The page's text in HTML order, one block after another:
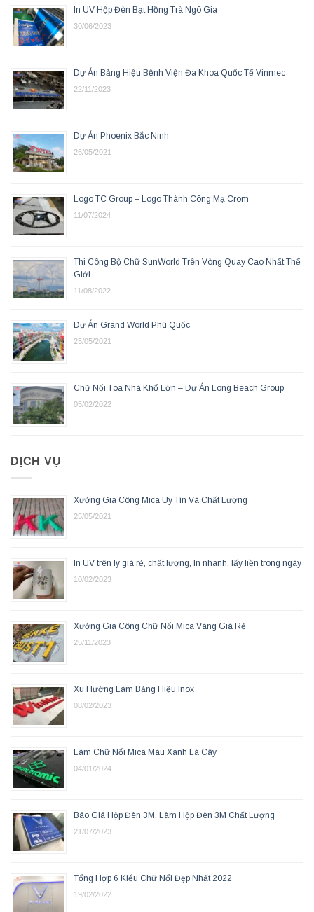
In UV Hộp Đèn Bạt Hồng Trà Ngô Gia
30/06/2023
Dự Án Bảng Hiệu Bệnh Viện Đa Khoa Quốc Tế Vinmec
22/11/2023
Dự Án Phoenix Bắc Ninh
26/05/2021
Logo TC Group – Logo Thành Công Mạ Crom
11/07/2024
Thi Công Bộ Chữ SunWorld Trên Vòng Quay Cao Nhất Thế
Giới
11/08/2022
Dự Án Grand World Phú Quốc
25/05/2021
Chữ Nổi Tòa Nhà Khổ Lớn – Dự Án Long Beach Group
05/02/2022
DỊCH VỤ
Xưởng Gia Công Mica Uy Tín Và Chất Lượng
25/05/2021
In UV trên ly giá rẻ, chất lượng, In nhanh, lấy liền trong ngày
10/02/2023
Xưởng Gia Công Chữ Nổi Mica Vàng Giá Rẻ
25/11/2023
Xu Hướng Làm Bảng Hiệu Inox
08/02/2023
Làm Chữ Nổi Mica Màu Xanh Lá Cây
04/01/2024
Báo Giá Hộp Đèn 3M, Làm Hộp Đèn 3M Chất Lượng
21/07/2023
Tổng Hợp 6 Kiểu Chữ Nổi Đẹp Nhất 2022
19/02/2022